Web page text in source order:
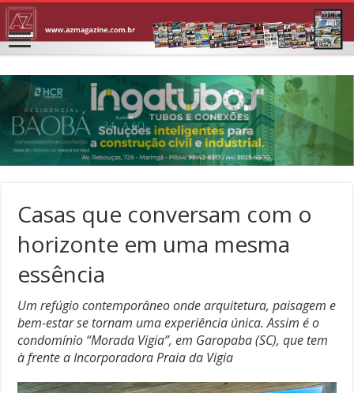
Casas que conversam com o
horizonte em uma mesma
essência
Um refúgio contemporâneo onde arquitetura, paisagem e
bem-estar se tornam uma experiência única. Assim é o
condomínio “Morada Vigia”, em Garopaba (SC), que tem
à frente a Incorporadora Praia da Vigia